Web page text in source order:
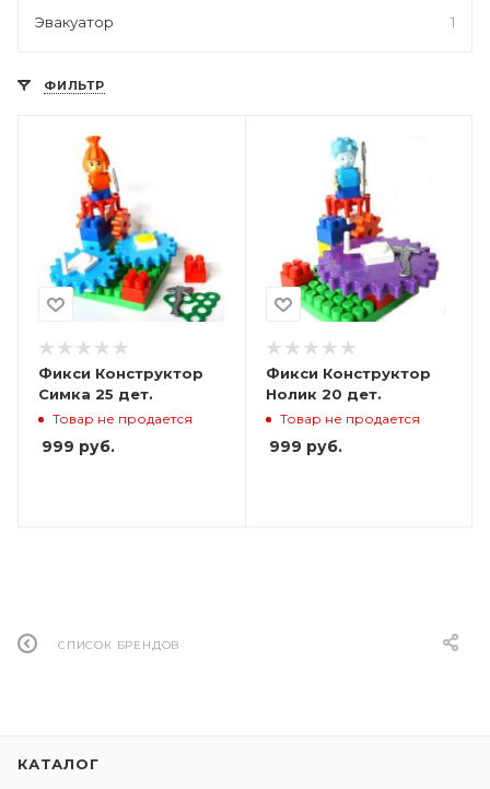
Эвакуатор 1
ФИЛЬТР
Фикси Конструктор
Симка 25 дет.
Товар не продается
999 руб.
Фикси Конструктор
Нолик 20 дет.
Товар не продается
999 руб.
СПИСОК БРЕНДОВ
КАТАЛОГ